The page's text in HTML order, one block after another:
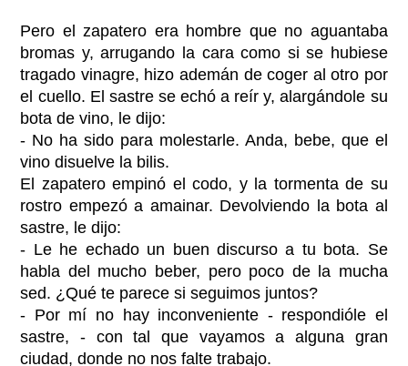
Pero el zapatero era hombre que no aguantaba
bromas y, arrugando la cara como si se hubiese
tragado vinagre, hizo ademán de coger al otro por
el cuello. El sastre se echó a reír y, alargándole su
bota de vino, le dijo:
- No ha sido para molestarle. Anda, bebe, que el
vino disuelve la bilis.
El zapatero empinó el codo, y la tormenta de su
rostro empezó a amainar. Devolviendo la bota al
sastre, le dijo:
- Le he echado un buen discurso a tu bota. Se
habla del mucho beber, pero poco de la mucha
sed. ¿Qué te parece si seguimos juntos?
- Por mí no hay inconveniente - respondióle el
sastre, - con tal que vayamos a alguna gran
ciudad, donde no nos falte trabajo.